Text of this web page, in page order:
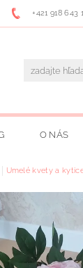
+421 918 643
O NÁS
Umelé kvety a